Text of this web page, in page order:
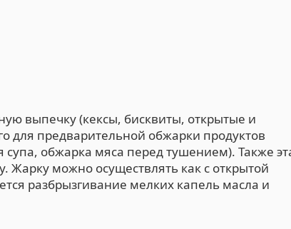
выпечку (кексы, бисквиты, открытые и
для предварительной обжарки продуктов
обжарка мяса перед тушением). Также
Жарку можно осуществлять как с открытой
разбрызгивание мелких капель масла и